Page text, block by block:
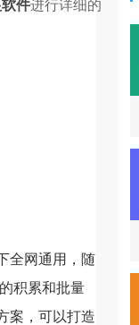
件进行详细的
全网通用，随
积累和批量
案，可以打造